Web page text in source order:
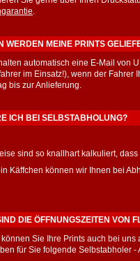
.
WERDEN MEINE PRINTS
automatisch eine E-Mail von
im Einsatz!), wenn der
bis zur Anlieferung.
ICH BEI SELBSTABHOLUNG?
sind so knallhart kalkuliert,
Käffchen können wir Ihnen bei
DIE ÖFFNUNGSZEITEN VON
Sie Ihre Prints auch bei uns
für Sie folgende Selbstabholer -